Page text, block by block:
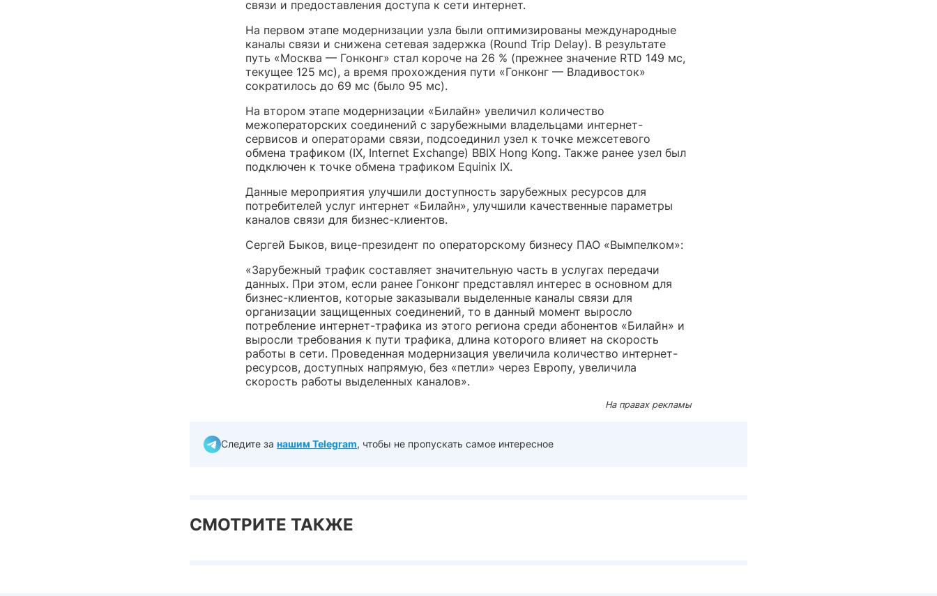
связи и предоставления доступа к сети интернет.
На первом этапе модернизации узла были оптимизированы международные
каналы связи и снижена сетевая задержка (Round Trip Delay). В результате
путь «Москва — Гонконг» стал короче на 26 % (прежнее значение RTD 149 мс,
текущее 125 мс), а время прохождения пути «Гонконг — Владивосток»
сократилось до 69 мс (было 95 мс).
На втором этапе модернизации «Билайн» увеличил количество
межоператорских соединений с зарубежными владельцами интернет-
сервисов и операторами связи, подсоединил узел к точке межсетевого
обмена трафиком (IX, Internet Exchange) BBIX Hong Kong. Также ранее узел был
подключен к точке обмена трафиком Equinix IX.
Данные мероприятия улучшили доступность зарубежных ресурсов для
потребителей услуг интернет «Билайн», улучшили качественные параметры
каналов связи для бизнес-клиентов.
Сергей Быков, вице-президент по операторскому бизнесу ПАО «Вымпелком»:
«Зарубежный трафик составляет значительную часть в услугах передачи
данных. При этом, если ранее Гонконг представлял интерес в основном для
бизнес-клиентов, которые заказывали выделенные каналы связи для
организации защищенных соединений, то в данный момент выросло
потребление интернет-трафика из этого региона среди абонентов «Билайн» и
выросли требования к пути трафика, длина которого влияет на скорость
работы в сети. Проведенная модернизация увеличила количество интернет-
ресурсов, доступных напрямую, без «петли» через Европу, увеличила
скорость работы выделенных каналов».
На правах рекламы
Следите за нашим Telegram, чтобы не пропускать самое интересное
СМОТРИТЕ ТАКЖЕ